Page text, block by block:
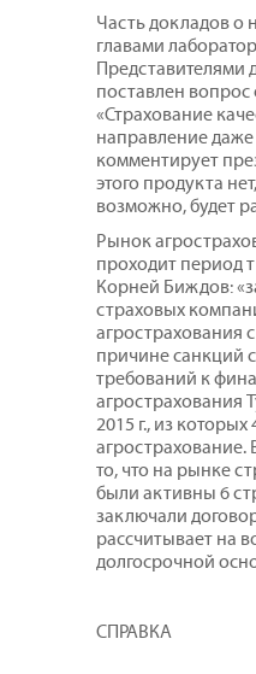
Часть докладов о
главами
Представителями
поставлен
«Страхование
направление
комментирует
этого продукта
возможно, будет
Рынок
проходит период
Корней Биждов:
страховых
агрострахования
причине санкций
требований к
агрострахования
2015 г., из
агрострахование.
то, что на рынке
были активны 6
заключали
рассчитывает на
долгосрочной
СПРАВКА